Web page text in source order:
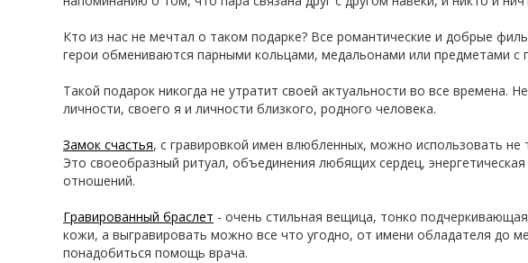
Кто из нас не мечтал о таком подарке? Все романтические и добрые
герои обмениваются парными кольцами, медальонами или предметами с
Такой подарок никогда не утратит своей актуальности во все времена.
личности, своего я и личности близкого, родного человека.
Замок счастья, с гравировкой имен влюбленных, можно использовать
Это своеобразный ритуал, объединения любящих сердец,
отношений.
Гравированный браслет - очень стильная вещица, тонко
кожи, а выгравировать можно все что угодно, от имени обладателя до
понадобиться помощь врача.